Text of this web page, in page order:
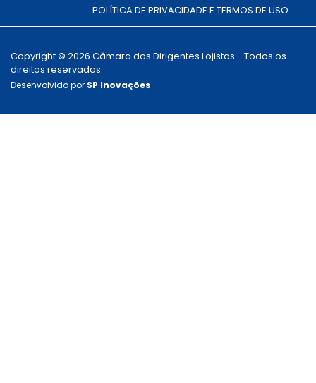
POLÍTICA DE PRIVACIDADE E TERMOS DE USO
Copyright © 2026 Câmara dos Dirigentes Lojistas - Todos os
direitos reservados.
Desenvolvido por SP Inovações